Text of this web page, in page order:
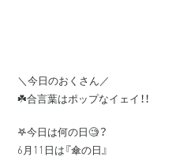
＼今日のおくさん／
☘️合言葉はポップなイェイ！！
𖤐今日は何の日🧐？
6月11日は『傘の日』